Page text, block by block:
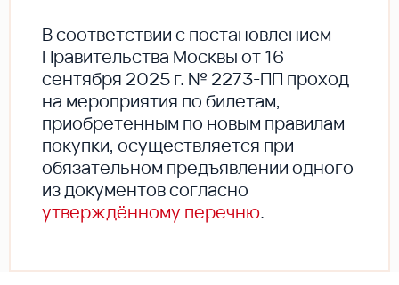
В соответствии с постановлением
Правительства Москвы от 16
сентября 2025 г. № 2273-ПП проход
на мероприятия по билетам,
приобретенным по новым правилам
покупки, осуществляется при
обязательном предъявлении одного
из документов согласно
утверждённому перечню.